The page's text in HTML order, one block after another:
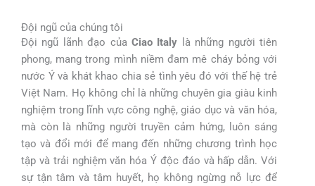
Đội ngũ của chúng tôi
Đội ngũ lãnh đạo của Ciao Italy là những người tiên
phong, mang trong mình niềm đam mê cháy bỏng với
nước Ý và khát khao chia sẻ tình yêu đó với thế hệ trẻ
Việt Nam. Họ không chỉ là những chuyên gia giàu kinh
nghiệm trong lĩnh vực công nghệ, giáo dục và văn hóa,
mà còn là những người truyền cảm hứng, luôn sáng
tạo và đổi mới để mang đến những chương trình học
tập và trải nghiệm văn hóa Ý độc đáo và hấp dẫn. Với
sự tận tâm và tâm huyết, họ không ngừng nỗ lực để